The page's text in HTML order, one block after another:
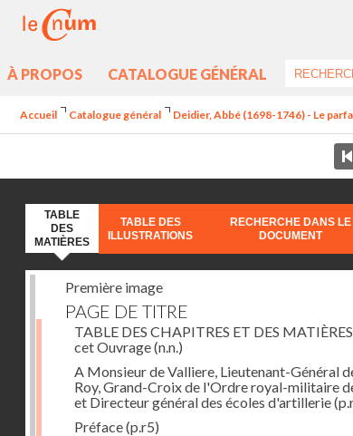
À PROPOS CATALOGUE GÉNÉRAL
Accueil Catalogue général Deidier, Abbé (1698-1746) - Le
TABLE
DES
MATIÈRES
TABLE DES
ILLUSTRATIONS
RECHERCHE DANS LE
DOCUMENT
Première image
PAGE DE TITRE
TABLE DES CHAPITRES ET DES
cet Ouvrage(n.n.)
A Monsieur de Valliere, Lieutenant-Général
Roy, Grand-Croix de l'Ordre royal-militaire
et Directeur général des écoles d'artillerie
Préface(p.r5)